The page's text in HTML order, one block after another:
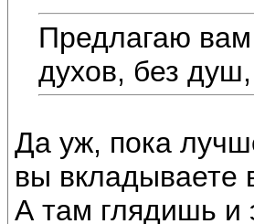
Предлагаю вам
духов, без
Да уж, пока
вы вкладываете
А там глядишь и